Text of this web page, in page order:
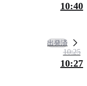
10:40
出発済
10:25
10:27